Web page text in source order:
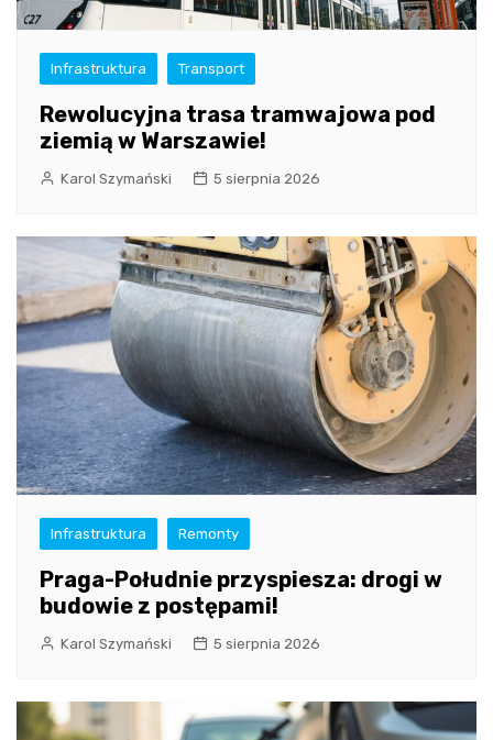
Infrastruktura Transport
Rewolucyjna trasa tramwajowa pod
ziemią w Warszawie!
Karol Szymański 5 sierpnia 2026
Infrastruktura Remonty
Praga-Południe przyspiesza: drogi w
budowie z postępami!
Karol Szymański 5 sierpnia 2026